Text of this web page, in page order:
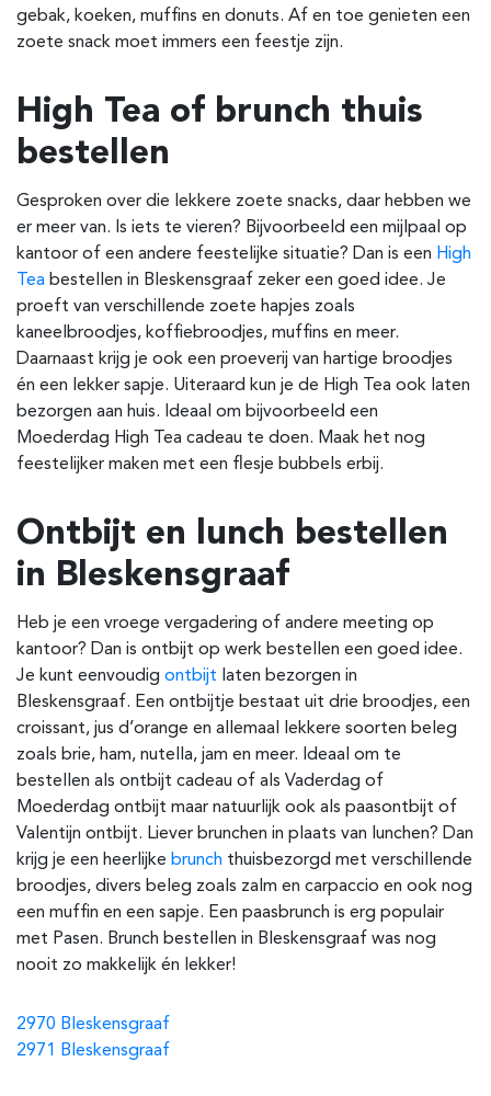
gebak, koeken, muffins en donuts. Af en toe genieten een
zoete snack moet immers een feestje zijn.
High Tea of brunch thuis
bestellen
Gesproken over die lekkere zoete snacks, daar hebben we
er meer van. Is iets te vieren? Bijvoorbeeld een mijlpaal op
kantoor of een andere feestelijke situatie? Dan is een High
Tea bestellen in Bleskensgraaf zeker een goed idee. Je
proeft van verschillende zoete hapjes zoals
kaneelbroodjes, koffiebroodjes, muffins en meer.
Daarnaast krijg je ook een proeverij van hartige broodjes
én een lekker sapje. Uiteraard kun je de High Tea ook laten
bezorgen aan huis. Ideaal om bijvoorbeeld een
Moederdag High Tea cadeau te doen. Maak het nog
feestelijker maken met een flesje bubbels erbij.
Ontbijt en lunch bestellen
in Bleskensgraaf
Heb je een vroege vergadering of andere meeting op
kantoor? Dan is ontbijt op werk bestellen een goed idee.
Je kunt eenvoudig ontbijt laten bezorgen in
Bleskensgraaf. Een ontbijtje bestaat uit drie broodjes, een
croissant, jus d’orange en allemaal lekkere soorten beleg
zoals brie, ham, nutella, jam en meer. Ideaal om te
bestellen als ontbijt cadeau of als Vaderdag of
Moederdag ontbijt maar natuurlijk ook als paasontbijt of
Valentijn ontbijt. Liever brunchen in plaats van lunchen? Dan
krijg je een heerlijke brunch thuisbezorgd met verschillende
broodjes, divers beleg zoals zalm en carpaccio en ook nog
een muffin en een sapje. Een paasbrunch is erg populair
met Pasen. Brunch bestellen in Bleskensgraaf was nog
nooit zo makkelijk én lekker!
2970 Bleskensgraaf
2971 Bleskensgraaf